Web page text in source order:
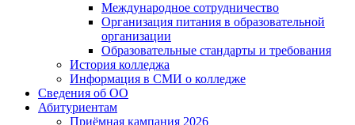
Международное сотрудничество
Организация питания в образовательной
организации
Образовательные стандарты и требования
История колледжа
Информация в СМИ о колледже
Сведения об ОО
Абитуриентам
Приёмная кампания 2026